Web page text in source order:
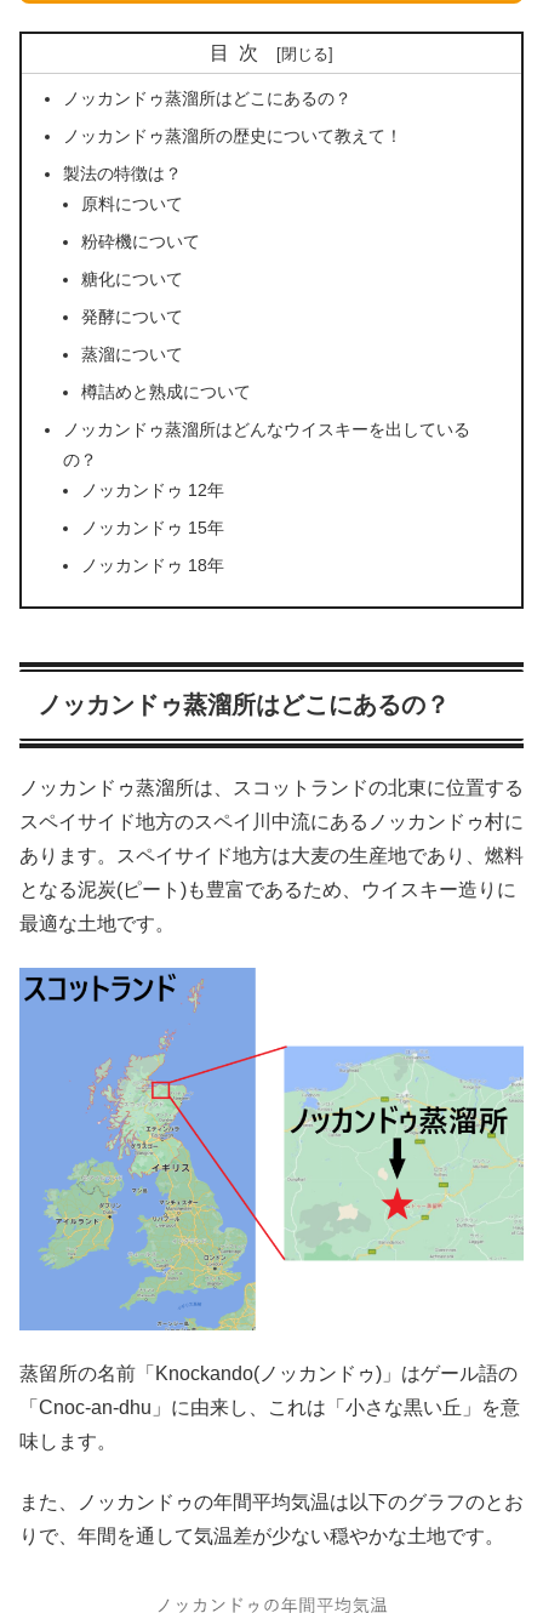
目次
ノッカンドゥ蒸溜所はどこにあるの？
ノッカンドゥ蒸溜所の歴史について教えて！
製法の特徴は？
原料について
粉砕機について
糖化について
発酵について
蒸溜について
樽詰めと熟成について
ノッカンドゥ蒸溜所はどんなウイスキーを出している
の？
ノッカンドゥ 12年
ノッカンドゥ 15年
ノッカンドゥ 18年
ノッカンドゥ蒸溜所はどこにあるの？
ノッカンドゥ蒸溜所は、スコットランドの北東に位置する
スペイサイド地方のスペイ川中流にあるノッカンドゥ村に
あります。スペイサイド地方は大麦の生産地であり、燃料
となる泥炭(ピート)も豊富であるため、ウイスキー造りに
最適な土地です。
蒸留所の名前「Knockando(ノッカンドゥ)」はゲール語の
「Cnoc-an-dhu」に由来し、これは「小さな黒い丘」を意
味します。
また、ノッカンドゥの年間平均気温は以下のグラフのとお
りで、年間を通して気温差が少ない穏やかな土地です。